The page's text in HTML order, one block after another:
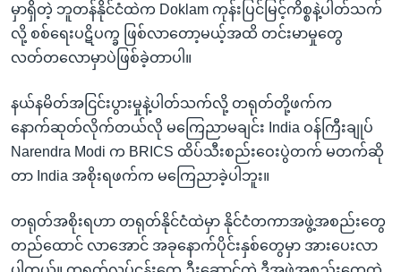
မှာရှိတဲ့ ဘူတန်နိုင်ငံထဲက Doklam ကုန်းပြင်မြင့်ကိစ္စနဲ့ပါတ်သက်
လို့ စစ်ရေးပဋိပက္ခ ဖြစ်လာတော့မယ့်အထိ တင်းမာမှုတွေ
လတ်တလောမှာပဲဖြစ်ခဲ့တာပါ။
နယ်နမိတ်အငြင်းပွားမှုနဲ့ပါတ်သက်လို့ တရုတ်တို့ဖက်က
နောက်ဆုတ်လိုက်တယ်လို မကြေညာမချင်း India ဝန်ကြီးချုပ်
Narendra Modi က BRICS ထိပ်သီးစည်းဝေးပွဲတက် မတက်ဆို
တာ India အစိုးရဖက်က မကြေညာခဲ့ပါဘူး။
တရုတ်အစိုးရဟာ တရုတ်နိုင်ငံထဲမှာ နိုင်ငံတကာအဖွဲ့အစည်းတွေ
တည်ထောင် လာအောင် အခုနောက်ပိုင်းနှစ်တွေမှာ အားပေးလာ